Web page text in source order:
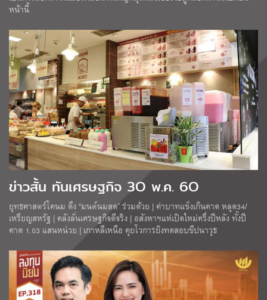
หน้านี้
ข่าวสั้น ทันเศรษฐกิจ 3O พ.ค. 6O
ยุทธศาสตร์โคนม ดึง “มนต์นมสด” ร่วมด้วย | ค่าบาทแข็งเกินคาด หลุด34/
เหรียญสหรัฐ | คลังลั่นเศรษฐกิจดีจริง | อสังหาฯแห่เปิดใหม่ครึ่งปีหลัง ทั้งปี
คาด 1.03 แสนหน่วย | เกาหลีเหนือ คุยโวการยิงทดสอบขีปนาวุธ